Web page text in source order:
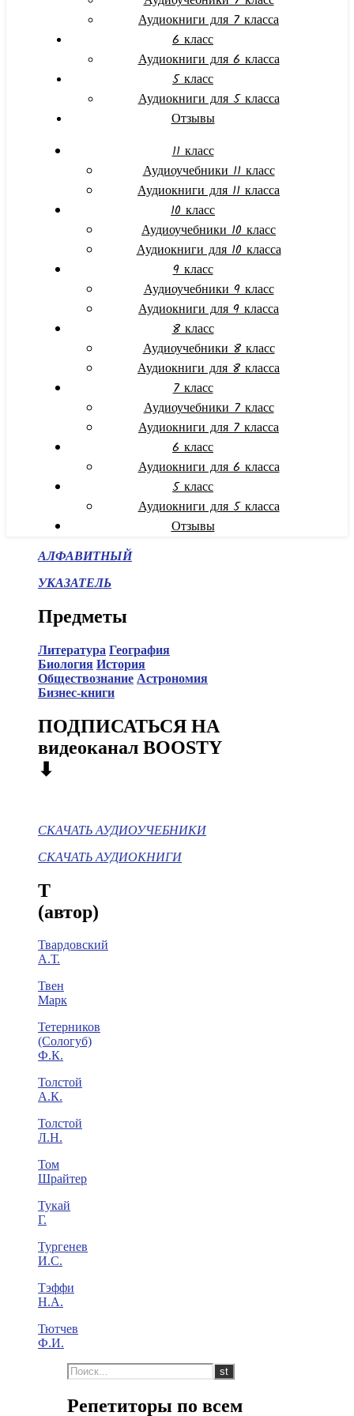
Аудиокниги для 7 класса
6 класс
Аудиокниги для 6 класса
5 класс
Аудиокниги для 5 класса
Отзывы
11 класс
Аудиоучебники 11 класс
Аудиокниги для 11 класса
10 класс
Аудиоучебники 10 класс
Аудиокниги для 10 класса
9 класс
Аудиоучебники 9 класс
Аудиокниги для 9 класса
8 класс
Аудиоучебники 8 класс
Аудиокниги для 8 класса
7 класс
Аудиоучебники 7 класс
Аудиокниги для 7 класса
6 класс
Аудиокниги для 6 класса
5 класс
Аудиокниги для 5 класса
Отзывы
АЛФАВИТНЫЙ
УКАЗАТЕЛЬ
Предметы
Литература География
Биология История
Обществознание Астрономия
Бизнес-книги
ПОДПИСАТЬСЯ НА
видеоканал BOOSTY
⬇
СКАЧАТЬ АУДИОУЧЕБНИКИ
СКАЧАТЬ АУДИОКНИГИ
Т
(автор)
Твардовский
А.Т.
Твен
Марк
Тетерников
(Сологуб)
Ф.К.
Толстой
А.К.
Толстой
Л.Н.
Том
Шрайтер
Тукай
Г.
Тургенев
И.С.
Тэффи
Н.А.
Тютчев
Ф.И.
Репетиторы по всем